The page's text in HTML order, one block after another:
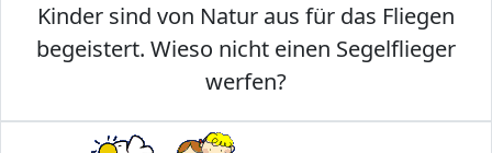
Kinder sind von Natur aus für das Fliegen
begeistert. Wieso nicht einen Segelflieger
werfen?